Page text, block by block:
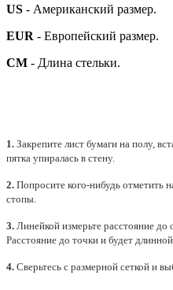
US - Американский размер.
EUR - Европейский размер.
СМ - Длина стельки.
1. Закрепите лист бумаги на полу,
пятка упиралась в стену.
2. Попросите кого-нибудь
стопы.
3. Линейкой измерьте расстояние до
Расстояние до точки и будет
4. Сверьтесь с размерной сеткой и